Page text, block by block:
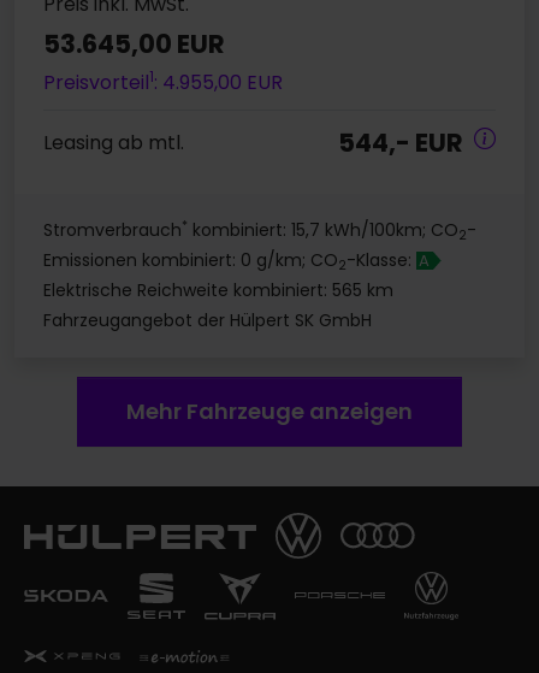
53.645,00 EUR
Preisvorteil1: 4.955,00 EUR
Leasing ab mtl. 544,- EUR
Stromverbrauch* kombiniert: 15,7 kWh/100km; CO2-
Emissionen kombiniert: 0 g/km; CO2-Klasse: A
Elektrische Reichweite kombiniert: 565 km
Fahrzeugangebot der Hülpert SK GmbH
Mehr Fahrzeuge anzeigen